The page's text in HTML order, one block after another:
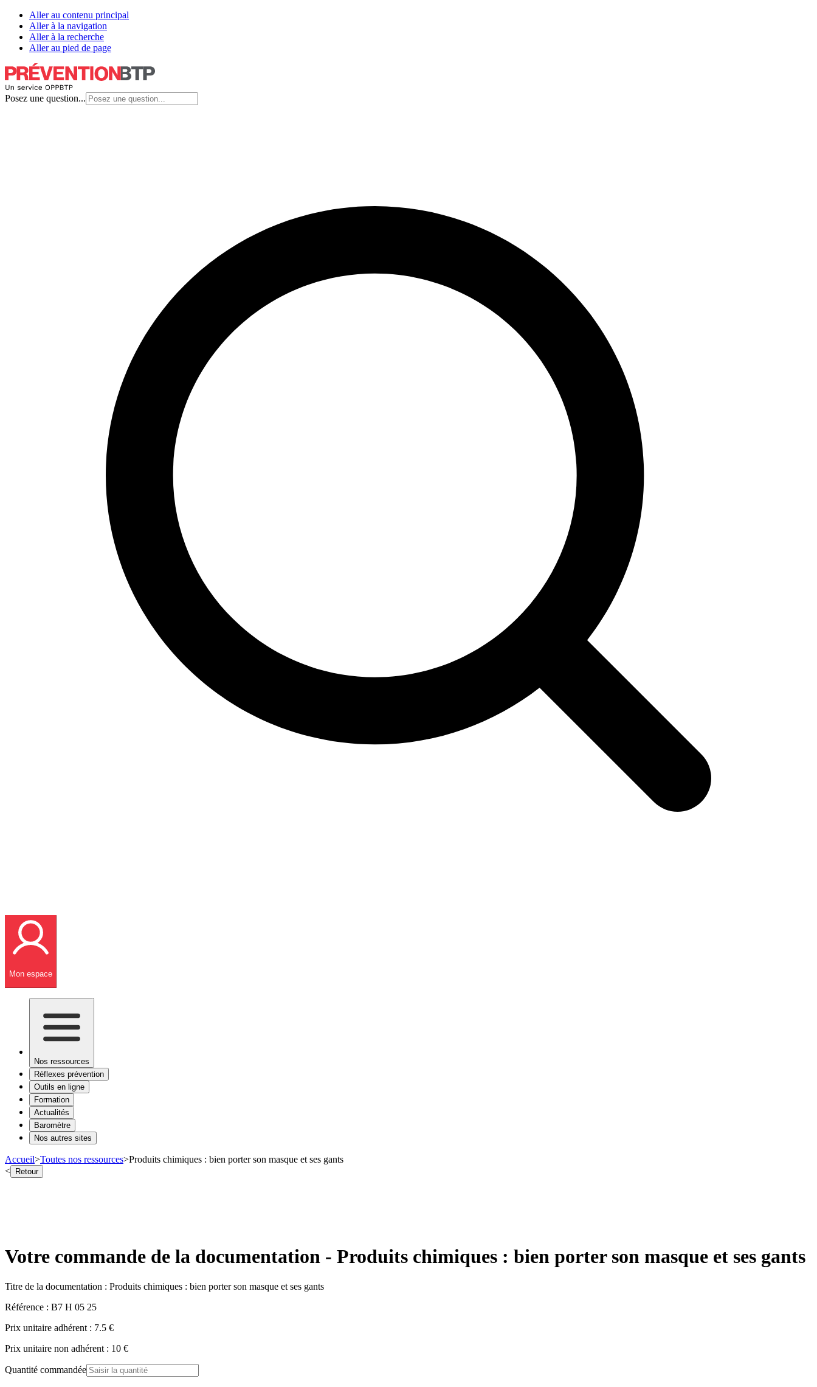
Aller au contenu principal
Aller à la navigation
Aller à la recherche
Aller au pied de page
Posez une question...
Mon espace
Nos ressources
Réflexes prévention
Outils en ligne
Formation
Actualités
Baromètre
Nos autres sites
Accueil>Toutes nos ressources>Produits chimiques : bien porter son masque et ses gants
< Retour
Votre commande de la documentation - Produits chimiques : bien porter son masque et ses gants
Titre de la documentation : Produits chimiques : bien porter son masque et ses gants
Référence : B7 H 05 25
Prix unitaire adhérent : 7.5 €
Prix unitaire non adhérent : 10 €
Quantité commandée